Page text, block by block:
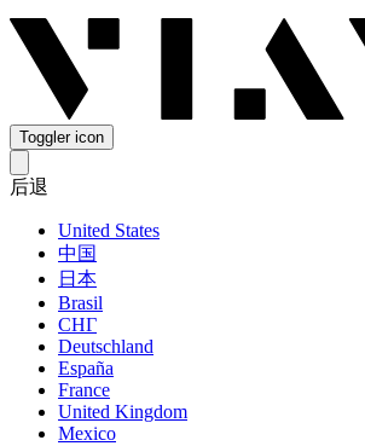
Toggler icon
后退
United States
中国
日本
Brasil
СНГ
Deutschland
España
France
United Kingdom
Mexico